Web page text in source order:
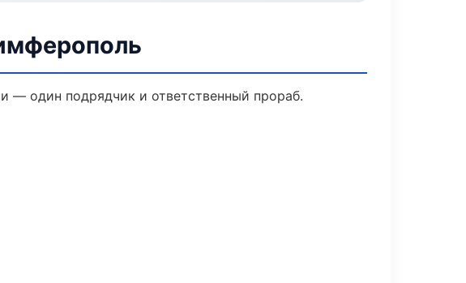
— один подрядчик и ответственный прораб.